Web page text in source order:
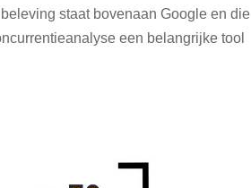
staat bovenaan Google en die
een belangrijke tool